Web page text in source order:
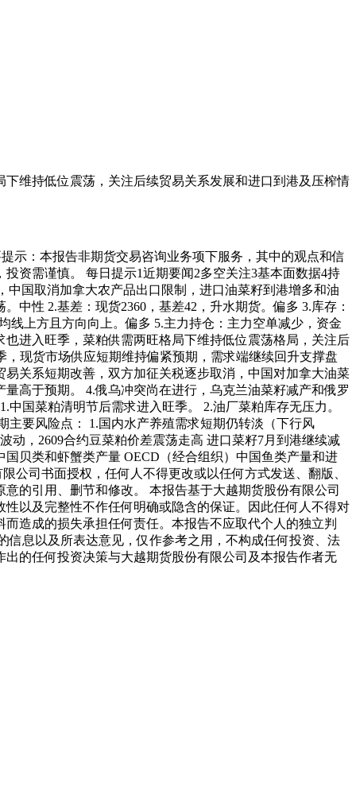
维持低位震荡，关注后续贸易关系发展和进口到港及压榨情
示：本报告非期货交易咨询业务项下服务，其中的观点和信
资需谨慎。 每日提示1近期要闻2多空关注3基本面数据4持
国取消加拿大农产品出口限制，进口油菜籽到港增多和油
中性 2.基差：现货2360，基差42，升水期货。偏多 3.库存：
线上方且方向向上。偏多 5.主力持仓：主力空单减少，资金
进入旺季，菜粕供需两旺格局下维持低位震荡格局，关注后
现货市场供应短期维持偏紧预期，需求端继续回升支撑盘
关系短期改善，双方加征关税逐步取消，中国对加拿大油菜
高于预期。 4.俄乌冲突尚在进行，乌克兰油菜籽减产和俄罗
国菜粕清明节后需求进入旺季。 2.油厂菜粕库存无压力。
要风险点： 1.国内水产养殖需求短期仍转淡（下行风
动，2609合约豆菜粕价差震荡走高 进口菜籽7月到港继续减
贝类和虾蟹类产量 OECD（经合组织）中国鱼类产量和进
公司书面授权，任何人不得更改或以任何方式发送、翻版、
的引用、删节和修改。 本报告基于大越期货股份有限公司
以及完整性不作任何明确或隐含的保证。因此任何人不得对
造成的损失承担任何责任。本报告不应取代个人的独立判
息以及所表达意见，仅作参考之用，不构成任何投资、法
的任何投资决策与大越期货股份有限公司及本报告作者无